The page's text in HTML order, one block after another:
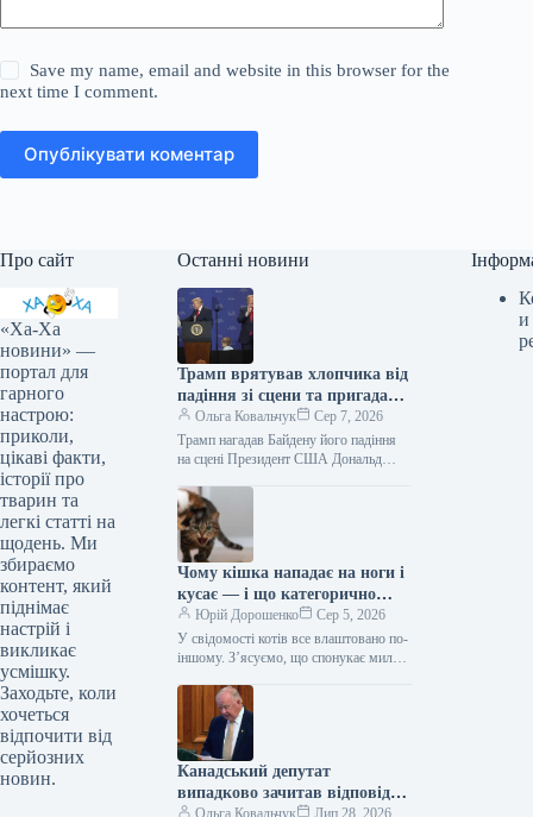
Save my name, email and website in this browser for the
next time I comment.
Опублікувати коментар
Про сайт
«Ха-Ха
новини» —
портал для
гарного
настрою:
приколи,
цікаві факти,
історії про
тварин та
легкі статті на
щодень. Ми
збираємо
контент, який
піднімає
настрій і
викликає
усмішку.
Заходьте, коли
хочеться
відпочити від
серйозних
новин.
Останні новини
Трамп врятував хлопчика від
падіння зі сцени та пригадав
Байдена (відео)
Ольга Ковальчук
Сер 7, 2026
Трамп нагадав Байдену його падіння
на сцені Президент США Дональд
сцени та обмовився про…
Чому кішка нападає на ноги і
кусає — і що категорично
заборонено робити у відповідь
Юрій Дорошенко
Сер 5, 2026
У свідомості котів все влаштовано по-
іншому. З’ясуємо, що спонукає милу
домашнього бешкетника, і як
повернути спокій…
Канадський депутат
випадково зачитав відповідь
и